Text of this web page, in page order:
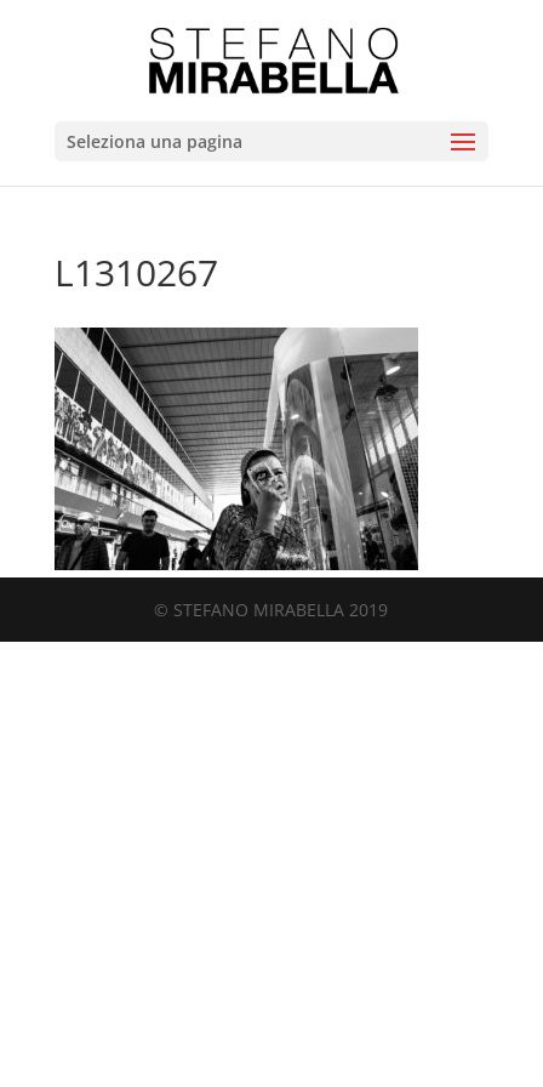
Seleziona una pagina
L1310267
© STEFANO MIRABELLA 2019